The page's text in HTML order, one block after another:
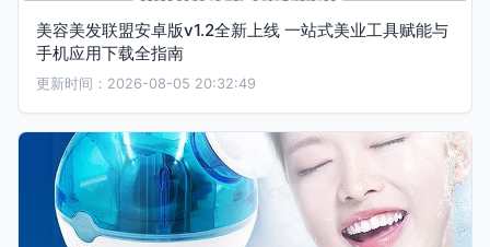
美容美发联盟安卓版v1.2全新上线 一站式美业工具赋能与
手机应用下载全指南
更新时间：2026-08-05 20:32:49